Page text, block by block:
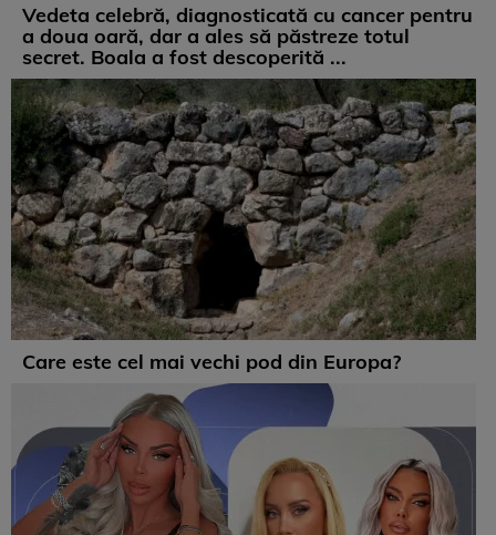
Vedeta celebră, diagnosticată cu cancer pentru
a doua oară, dar a ales să păstreze totul
secret. Boala a fost descoperită ...
Care este cel mai vechi pod din Europa?